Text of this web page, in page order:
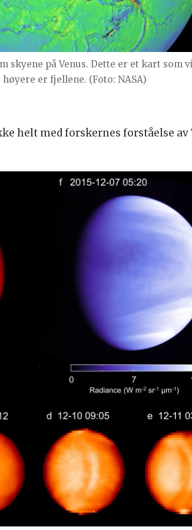
skyene på Venus. Dette er et kart som
er fjellene. (Foto: NASA)
helt med forskernes forståelse av